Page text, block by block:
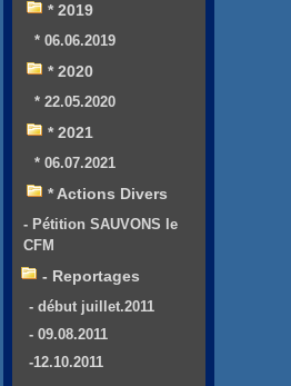
* 2019
* 06.06.2019
* 2020
* 22.05.2020
* 2021
* 06.07.2021
* Actions Divers
- Pétition SAUVONS le
CFM
- Reportages
- début juillet.2011
- 09.08.2011
-12.10.2011